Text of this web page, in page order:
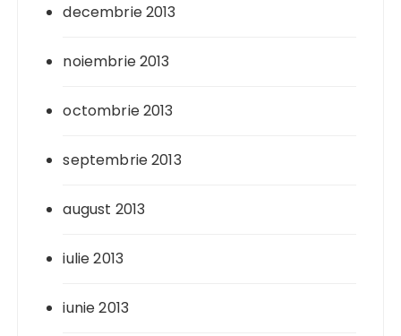
decembrie 2013
noiembrie 2013
octombrie 2013
septembrie 2013
august 2013
iulie 2013
iunie 2013